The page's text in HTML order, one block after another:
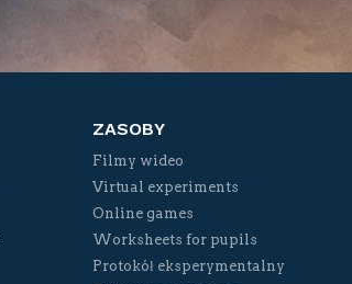
ZASOBY
Filmy wideo
Virtual experiments
Online games
Worksheets for pupils
Protokół eksperymentalny